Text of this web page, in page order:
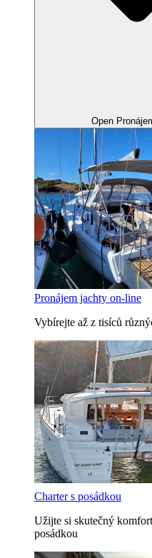
Open
Pronájem jachty on-line
Vybírejte až z tisíců
Charter s posádkou
Užijte si skutečný
posádkou